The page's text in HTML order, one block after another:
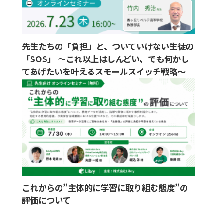
先生たちの「負担」と、ついていけない生徒の
「SOS」 ～これ以上はしんどい、でも何かし
てあげたいを叶えるスモールスイッチ戦略～
これからの”主体的に学習に取り組む態度”の
評価について